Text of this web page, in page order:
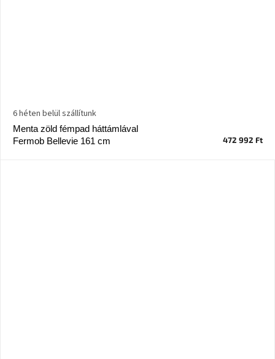
Menta zöld fémpad háttámlával
Fermob Bellevie 161 cm
6 héten belül szállítunk
472 992 Ft